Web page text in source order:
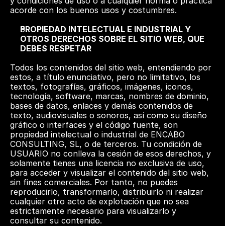
acorde con los buenos usos y costumbres.
PROPIEDAD INTELECTUAL E INDUSTRIAL Y
OTROS DERECHOS SOBRE EL SITIO WEB, QUE
DEBES RESPETAR
Todos los contenidos del sitio web, entendiendo por
estos, a título enunciativo, pero no limitativo, los
textos, fotografías, gráficos, imágenes, iconos,
tecnología, software, marcas, nombres de dominio,
bases de datos, enlaces y demás contenidos de
texto, audiovisuales o sonoros, así como su diseño
gráfico o interfaces y el código fuente, son
propiedad intelectual o industrial de ENCABO
CONSULTING, SL, o de terceros. Tu condición de
USUARIO no conlleva la cesión de esos derechos, y
solamente tienes una licencia no exclusiva de uso,
para acceder y visualizar el contenido del sitio web,
sin fines comerciales. Por tanto, no puedes
reproducirlo, transformarlo, distribuirlo ni realizar
cualquier otro acto de explotación que no sea
estrictamente necesario para visualizarlo y
consultar su contenido.